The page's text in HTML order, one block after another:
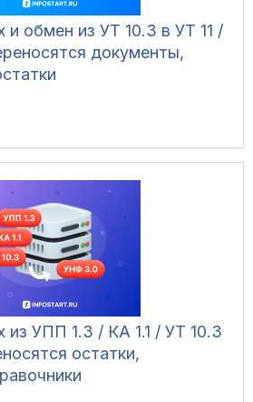
и обмен из УТ 10.3 в УТ 11 /
документы,
из УПП 1.3 / КА 1.1 / УТ 10.3
остатки,